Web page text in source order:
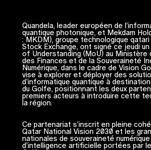
Quandela, leader européen de
quantique photonique, et Mekdam
: MKDM), groupe technologique
Stock Exchange, ont signé ce jeudi un
of Understanding (MoU) au Ministère
des Finances et de la Souveraineté
Numérique, dans le cadre de Vision
vise à explorer et déployer des
d’informatique quantique à
du Golfe, positionnant les deux
premiers acteurs à introduire cette
la région.
Ce partenariat s’inscrit en pleine
Qatar National Vision 2030 et les
nationales de souveraineté
d’intelligence artificielle portées par